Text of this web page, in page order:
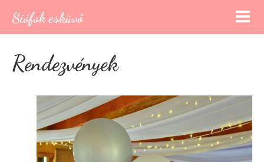
Siófok esküvő
Rendezvények